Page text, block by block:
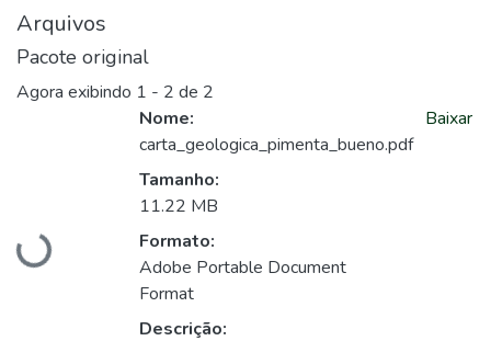
Arquivos
Pacote original
Agora exibindo 1 - 2 de 2
Carregando...
Nome:
carta_geologica_pimenta_bueno.pdf
Tamanho:
11.22 MB
Formato:
Adobe Portable Document
Format
Descrição:
Baixar